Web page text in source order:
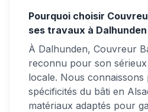
Pourquoi choisir
ses travaux à Dalhunden
À Dalhunden, Couvreur
reconnu pour son
locale. Nous connaissons
spécificités du bâti en
matériaux adaptés pour